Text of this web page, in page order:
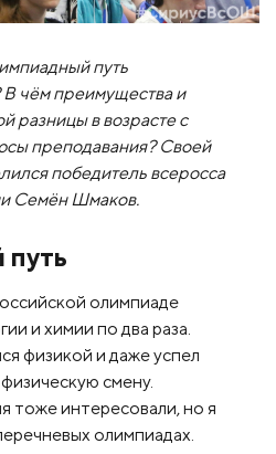
путь
чём преимущества и
разницы в возрасте с
преподавания? Своей
победитель всеросса
Семён Шмаков.
олимпиаде
и химии по два раза.
физикой и даже успел
смену.
тоже интересовали, но я
олимпиадах.